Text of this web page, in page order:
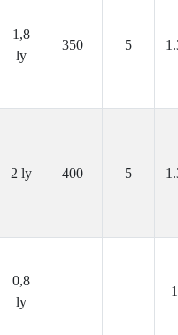
1,8
ly
350 5
2 ly 400 5
0,8
ly